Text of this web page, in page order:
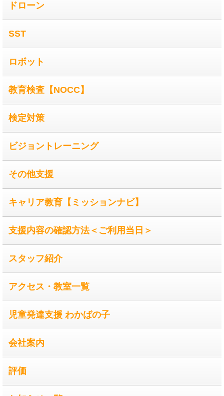
ドローン
SST
ロボット
教育検査【NOCC】
検定対策
ビジョントレーニング
その他支援
キャリア教育【ミッションナビ】
支援内容の確認方法＜ご利用当日＞
スタッフ紹介
アクセス・教室一覧
児童発達支援 わかばの子
会社案内
評価